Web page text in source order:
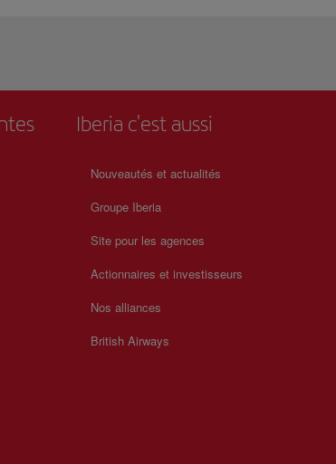
Iberia c'est aussi
Nouveautés et actualités
Groupe Iberia
Site pour les agences
Actionnaires et investisseurs
Nos alliances
British Airways